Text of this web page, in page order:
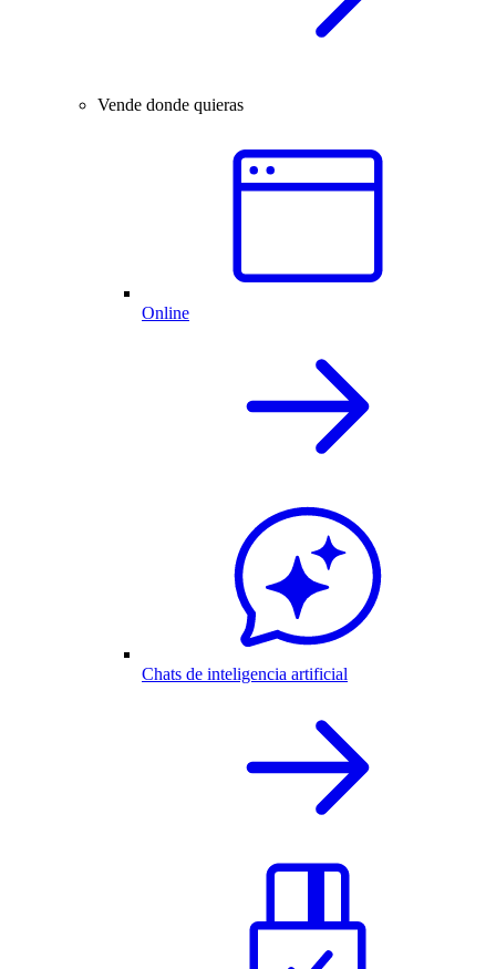
Vende donde quieras
Online
Chats de inteligencia artificial